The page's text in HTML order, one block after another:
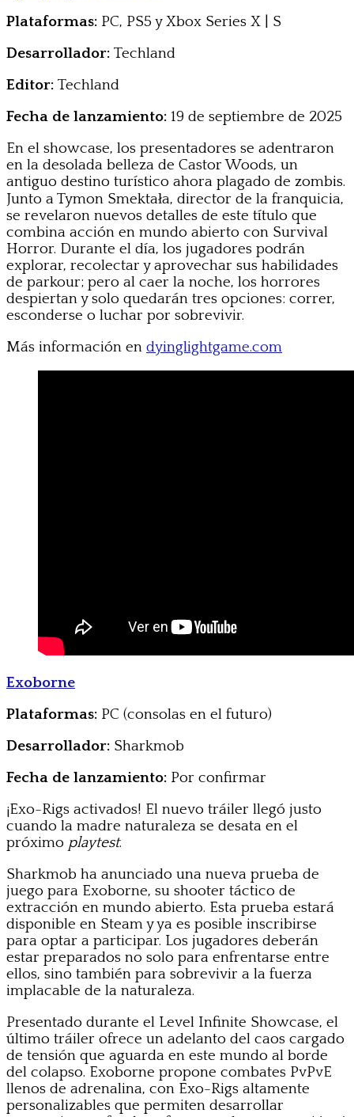
Plataformas: PC, PS5 y Xbox Series X | S
Desarrollador: Techland
Editor: Techland
Fecha de lanzamiento: 19 de septiembre de 2025
En el showcase, los presentadores se adentraron
en la desolada belleza de Castor Woods, un
antiguo destino turístico ahora plagado de zombis.
Junto a Tymon Smektała, director de la franquicia,
se revelaron nuevos detalles de este título que
combina acción en mundo abierto con Survival
Horror. Durante el día, los jugadores podrán
explorar, recolectar y aprovechar sus habilidades
de parkour; pero al caer la noche, los horrores
despiertan y solo quedarán tres opciones: correr,
esconderse o luchar por sobrevivir.
Más información en dyinglightgame.com
Exoborne
Plataformas: PC (consolas en el futuro)
Desarrollador: Sharkmob
Fecha de lanzamiento: Por confirmar
¡Exo-Rigs activados! El nuevo tráiler llegó justo
cuando la madre naturaleza se desata en el
próximo playtest.
Sharkmob ha anunciado una nueva prueba de
juego para Exoborne, su shooter táctico de
extracción en mundo abierto. Esta prueba estará
disponible en Steam y ya es posible inscribirse
para optar a participar. Los jugadores deberán
estar preparados no solo para enfrentarse entre
ellos, sino también para sobrevivir a la fuerza
implacable de la naturaleza.
Presentado durante el Level Infinite Showcase, el
último tráiler ofrece un adelanto del caos cargado
de tensión que aguarda en este mundo al borde
del colapso. Exoborne propone combates PvPvE
llenos de adrenalina, con Exo-Rigs altamente
personalizables que permiten desarrollar